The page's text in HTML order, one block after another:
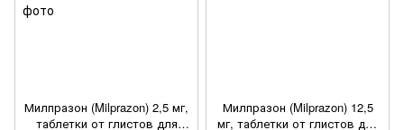
Милпразон (Milprazon) 2,5 мг,
таблетки от глистов для
Милпразон (Milprazon) 12,5
мг, таблетки от глистов для